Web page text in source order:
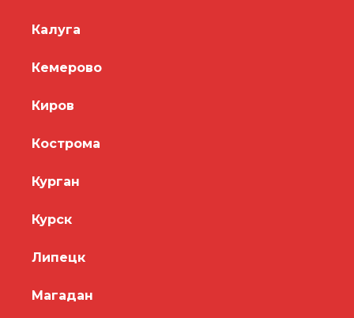
Калуга
Кемерово
Киров
Кострома
Курган
Курск
Липецк
Магадан